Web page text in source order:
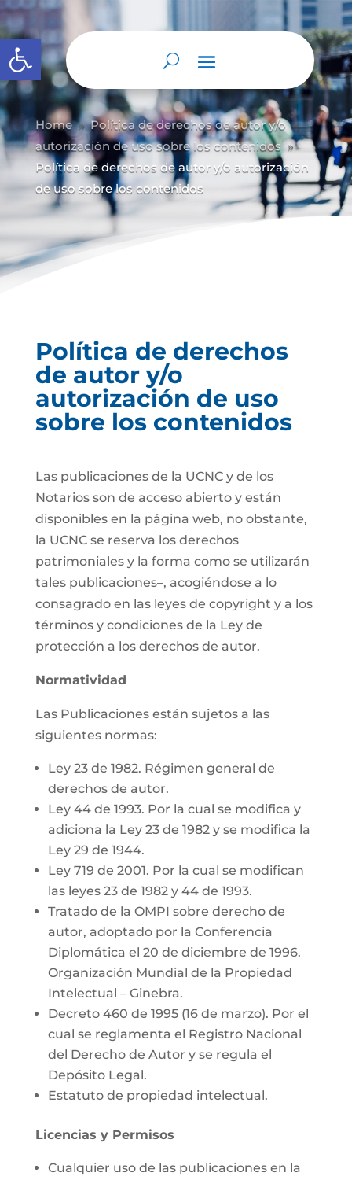
Abrir barra de herramientas
Home 9 Política de derechos de autor y/o
autorización de uso sobre los contenidos 9
Política de derechos de autor y/o autorización
de uso sobre los contenidos
Política de derechos
de autor y/o
autorización de uso
sobre los contenidos
Las publicaciones de la UCNC y de los
Notarios son de acceso abierto y están
disponibles en la página web, no obstante,
la UCNC se reserva los derechos
patrimoniales y la forma como se utilizarán
tales publicaciones–, acogiéndose a lo
consagrado en las leyes de copyright y a los
términos y condiciones de la Ley de
protección a los derechos de autor.
Normatividad
Las Publicaciones están sujetos a las
siguientes normas:
Ley 23 de 1982. Régimen general de
derechos de autor.
Ley 44 de 1993. Por la cual se modifica y
adiciona la Ley 23 de 1982 y se modifica la
Ley 29 de 1944.
Ley 719 de 2001. Por la cual se modifican
las leyes 23 de 1982 y 44 de 1993.
Tratado de la OMPI sobre derecho de
autor, adoptado por la Conferencia
Diplomática el 20 de diciembre de 1996.
Organización Mundial de la Propiedad
Intelectual – Ginebra.
Decreto 460 de 1995 (16 de marzo). Por el
cual se reglamenta el Registro Nacional
del Derecho de Autor y se regula el
Depósito Legal.
Estatuto de propiedad intelectual.
Licencias y Permisos
Cualquier uso de las publicaciones en la